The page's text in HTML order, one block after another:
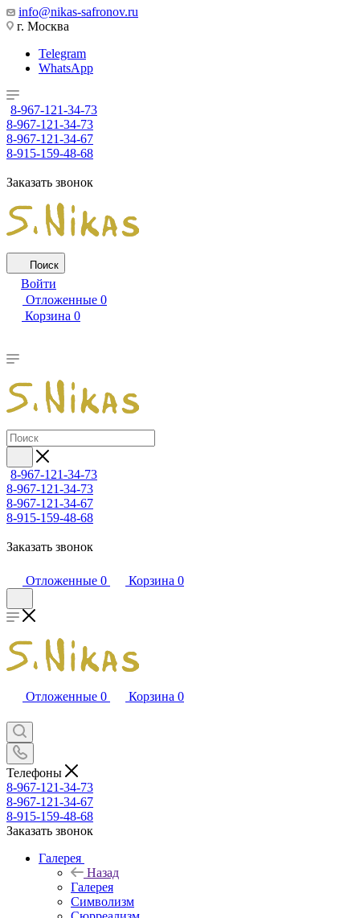
info@nikas-safronov.ru
г. Москва
Telegram
WhatsApp
8-967-121-34-73
8-967-121-34-73
8-967-121-34-67
8-915-159-48-68
Заказать звонок
Поиск
Войти
Отложенные 0
Корзина 0
8-967-121-34-73
8-967-121-34-73
8-967-121-34-67
8-915-159-48-68
Заказать звонок
Отложенные 0 Корзина 0
Отложенные 0 Корзина 0
Телефоны
8-967-121-34-73
8-967-121-34-67
8-915-159-48-68
Заказать звонок
Галерея
Назад
Галерея
Символизм